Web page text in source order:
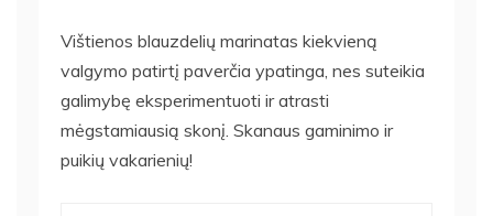
Vištienos blauzdelių marinatas kiekvieną
valgymo patirtį paverčia ypatinga, nes suteikia
galimybę eksperimentuoti ir atrasti
mėgstamiausią skonį. Skanaus gaminimo ir
puikių vakarienių!